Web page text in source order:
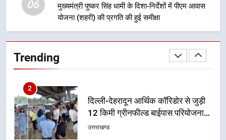
06
मुख्यमंत्री पुष्कर सिंह धामी के दिशा-निर्देशों में पीएम आवास
योजना (शहरी) की प्रगति की हुई समीक्षा
Trending
मुख्यमंत्री धामी बोले- युवाओं को रोजगार
वाले महीनों में हजारों पदों पर की जाएगी
2
दिल्ली-देहरादून आर्थिक कॉरिडोर से जुड़ी
12 किमी ग्रीनफील्ड बाईपास परियोजना
का डीएम ने किया निरीक्षण; समयबद्ध एवं
उत्तराखण्ड